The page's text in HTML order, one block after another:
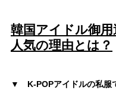
韓国アイドル御
人気の理由とは？
▼ K-POPアイドルの私服